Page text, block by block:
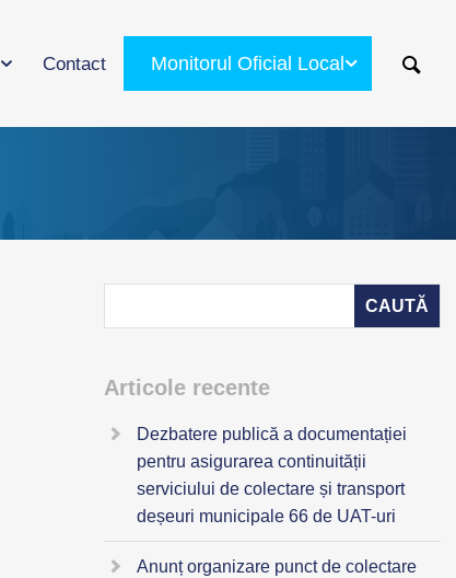
Contact Monitorul Oficial Local
Articole recente
Dezbatere publică a documentației
pentru asigurarea continuității
serviciului de colectare și transport
deșeuri municipale 66 de UAT-uri
Anunț organizare punct de colectare